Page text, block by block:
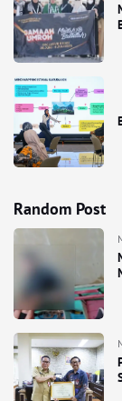
Random Post